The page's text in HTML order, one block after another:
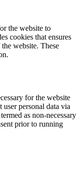
the website to
cookies that ensures
website. These
for the website
personal data via
as non-necessary
prior to running